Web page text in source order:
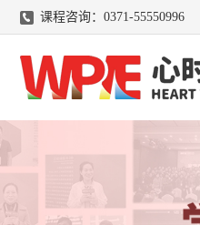
课程咨询：0371-55550996